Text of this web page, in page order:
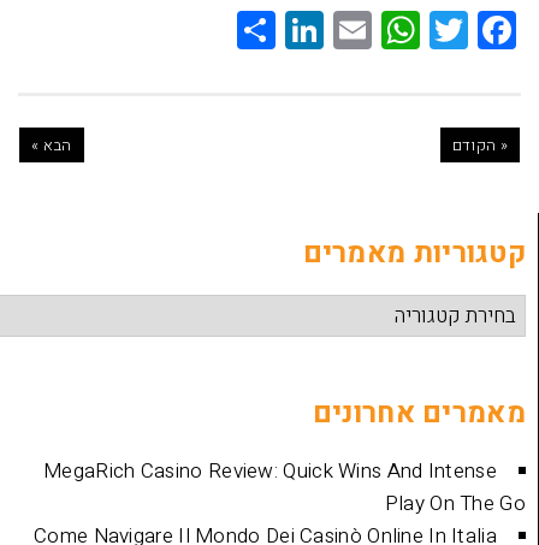
WhatsApp
Email
LinkedIn
Share
מאמרים
MegaRich Casino Review: Quick Wins
Come Navigare Il Mondo Dei Casinò